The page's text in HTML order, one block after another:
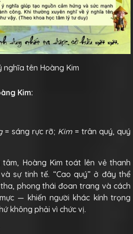
nghĩa tên Hoàng Kim
Kim:
= sáng rực rỡ; Kim = trân quý, quý
tâm, Hoàng Kim toát lên vẻ thanh
sự tinh tế. “Cao quý” ở đây thể
phong thái đoan trang và cách
— khiến người khác kính trọng
không phải vì chức vị.